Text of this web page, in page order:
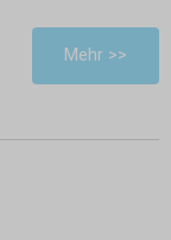
Mehr >>